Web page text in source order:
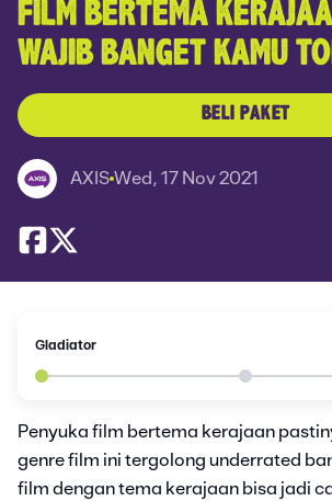
FILM BERTEMA
WAJIB BANGET KAMU
BELI PAKET
AXIS Wed, 17 Nov 2021
Gladiator
Penyuka film bertema kerajaan
genre film ini tergolong underrated
film dengan tema kerajaan bisa jadi